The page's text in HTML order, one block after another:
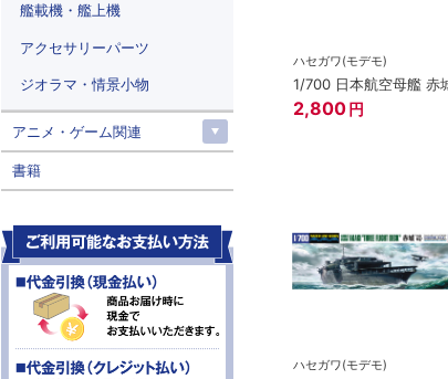
ハセガワ(モデモ)
1/700 日本航空母艦 赤
2,800 円
ハセガワ(モデモ)
艦載機・艦上機
アクセサリーパーツ
ジオラマ・情景小物
アニメ・ゲーム関連
書籍